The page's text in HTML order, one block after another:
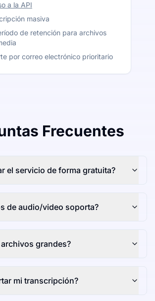
a la API
masiva
de retención para archivos
por correo electrónico prioritario
Frecuentes
el servicio de forma gratuita?
de audio/video soporta?
grandes?
mi transcripción?